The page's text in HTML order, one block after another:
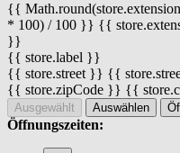
{{
* 100) / 100 }} {{
}}
{{ store.label }}
{{ store.street }} {{
{{ store.zipCode }} {{
Ausgewählt Auswählen
Öffnungszeiten: